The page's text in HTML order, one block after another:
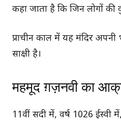
कहा जाता है कि जिन लोगों की
प्राचीन काल में यह मंदिर अपनी
साक्षी है।
महमूद ग़ज़नवी का
11वीं सदी में, वर्ष 1026 ईस्वी